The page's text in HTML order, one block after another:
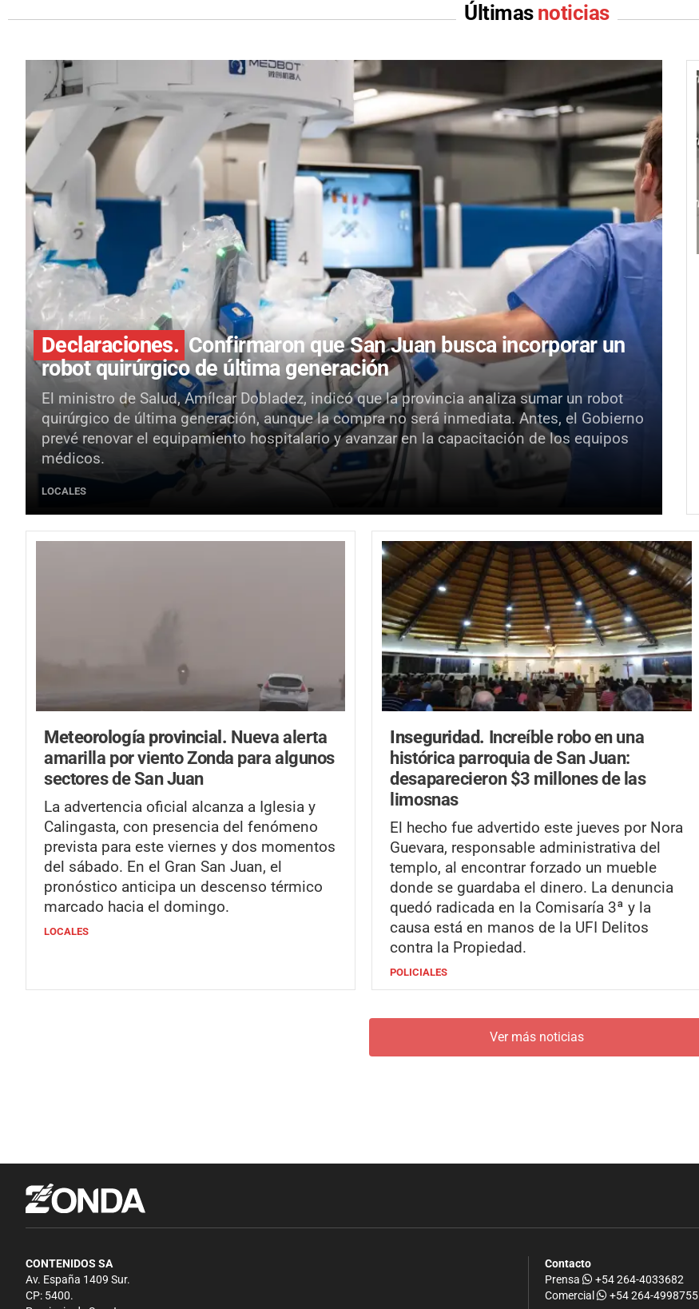
Últimas noticias
Declaraciones. Confirmaron que San Juan busca incorporar un
robot quirúrgico de última generación
El ministro de Salud, Amílcar Dobladez, indicó que la provincia analiza sumar un robot
quirúrgico de última generación, aunque la compra no será inmediata. Antes, el Gobierno
prevé renovar el equipamiento hospitalario y avanzar en la capacitación de los equipos
médicos.
LOCALES
Meteorología provincial. Nueva alerta
amarilla por viento Zonda para algunos
sectores de San Juan
La advertencia oficial alcanza a Iglesia y
Calingasta, con presencia del fenómeno
prevista para este viernes y dos momentos
del sábado. En el Gran San Juan, el
pronóstico anticipa un descenso térmico
marcado hacia el domingo.
LOCALES
Inseguridad. Increíble robo en una
histórica parroquia de San Juan:
desaparecieron $3 millones de las
limosnas
El hecho fue advertido este jueves por Nora
Guevara, responsable administrativa del
templo, al encontrar forzado un mueble
donde se guardaba el dinero. La denuncia
quedó radicada en la Comisaría 3ª y la
causa está en manos de la UFI Delitos
contra la Propiedad.
POLICIALES
Ver más noticias
CONTENIDOS SA
Av. España 1409 Sur.
CP: 5400.
Contacto
Prensa
+54 264-4033682
Comercial
+54 264-4998755